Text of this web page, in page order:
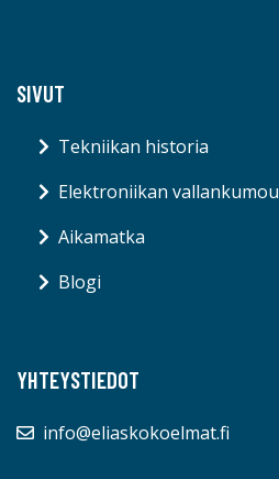
SIVUT
Tekniikan historia
Elektroniikan
Aikamatka
Blogi
YHTEYSTIEDOT
info@eliaskokoelmat.fi